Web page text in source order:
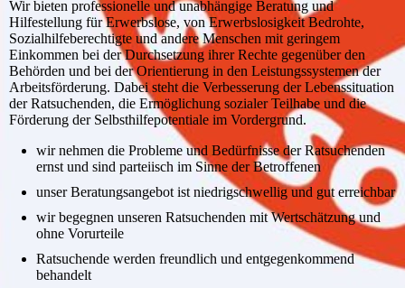
Wir bieten professionelle und unabhängige Beratung und
Hilfestellung für Erwerbslose, von Erwerbslosigkeit Bedrohte,
Sozialhilfeberechtigte und andere Menschen mit geringem
Einkommen bei der Durchsetzung ihrer Rechte gegenüber den
Behörden und bei der Orientierung in den Leistungssystemen der
Arbeitsförderung. Dabei steht die Verbesserung der Lebenssituation
der Ratsuchenden, die Ermöglichung sozialer Teilhabe und die
Förderung der Selbsthilfepotentiale im Vordergrund.
wir nehmen die Probleme und Bedürfnisse der Ratsuchenden
ernst und sind parteiisch im Sinne der Betroffenen
unser Beratungsangebot ist niedrigschwellig und gut erreichbar
wir begegnen unseren Ratsuchenden mit Wertschätzung und
ohne Vorurteile
Ratsuchende werden freundlich und entgegenkommend
behandelt